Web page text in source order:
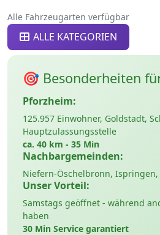
Alle Fahrzeugarten verfügbar
ALLE KATEGORIEN
🎯 Besonderheiten
Pforzheim:
125.957 Einwohner, Goldstadt,
Hauptzulassungsstelle
ca. 40 km - 35 Min
Nachbargemeinden:
Niefern-Öschelbronn,
Unser Vorteil:
Samstags geöffnet - während
haben
30 Min Service garantiert